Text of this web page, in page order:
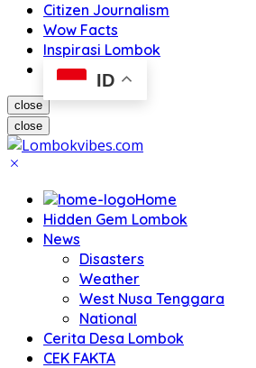
Citizen Journalism
Wow Facts
Inspirasi Lombok
ID
close
close
Home
Hidden Gem Lombok
News
Disasters
Weather
West Nusa Tenggara
National
Cerita Desa Lombok
CEK FAKTA